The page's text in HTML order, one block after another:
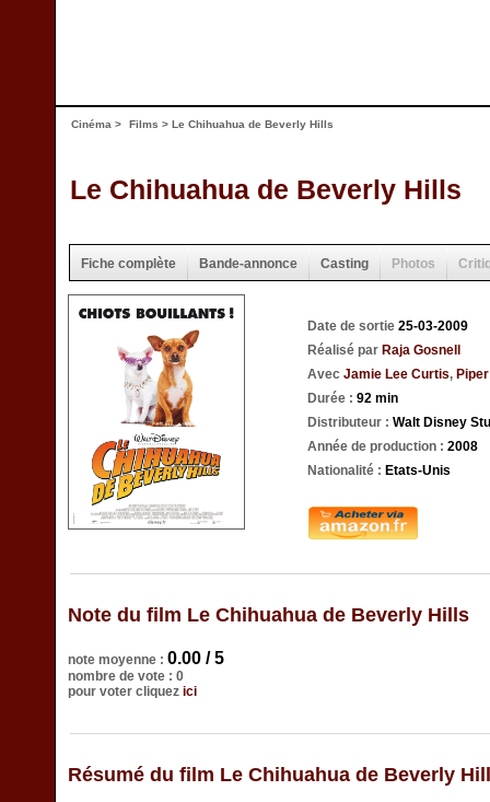
Cinéma > Films > Le Chihuahua de Beverly Hills
Le Chihuahua de Beverly Hills
Fiche complète Bande-annonce Casting Photos
Date de sortie 25-03-2009
Réalisé par Raja Gosnell
Avec Jamie Lee Curtis,
Durée : 92 min
Distributeur : Walt Disney
Année de production : 2008
Nationalité : Etats-Unis
Note du film Le Chihuahua de Beverly Hills
note moyenne : 0.00 / 5
nombre de vote : 0
pour voter cliquez ici
Résumé du film Le Chihuahua de Beverly